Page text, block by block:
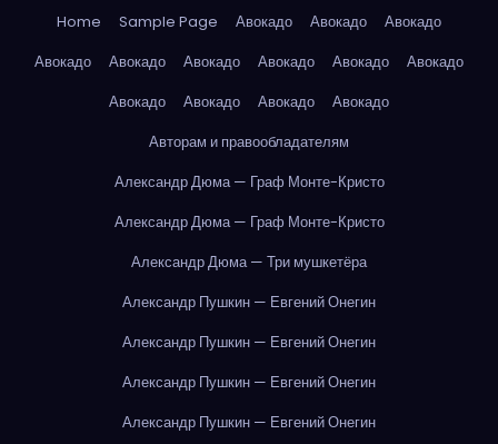
Home Sample Page Авокадо Авокадо
Авокадо
Авокадо
Авокадо Авокадо Авокадо Авокадо
Авокадо
Авокадо
Авокадо Авокадо
Авокадо
Авторам и правообладателям
Александр Дюма — Граф Монте-Кристо
Александр Дюма — Граф Монте-Кристо
Александр Дюма — Три мушкетёра
Александр Пушкин — Евгений Онегин
Александр Пушкин — Евгений Онегин
Александр Пушкин — Евгений Онегин
Александр Пушкин — Евгений Онегин